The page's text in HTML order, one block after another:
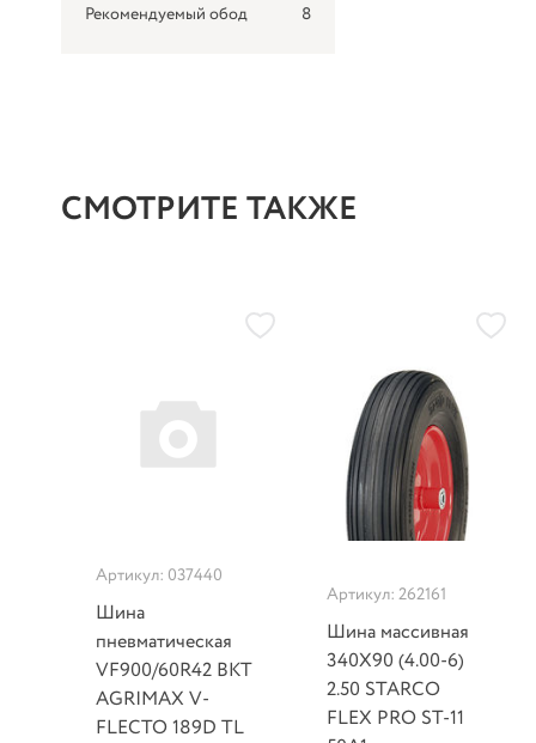
Рекомендуемый обод
8
СМОТРИТЕ ТАКЖЕ
Артикул: 037440
Шина
пневматическая
VF900/60R42 BKT
AGRIMAX V-
FLECTO 189D TL
Артикул: 262161
Шина массивная
340X90 (4.00-6)
2.50 STARCO
FLEX PRO ST-11